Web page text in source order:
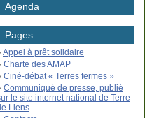
Agenda
Pages
Appel à prêt solidaire
Charte des AMAP
Ciné-débat « Terres fermes »
Communiqué de presse, publié
le site internet national de Terre
Liens